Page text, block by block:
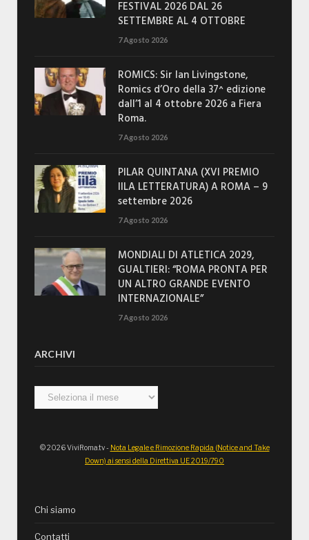
FESTIVAL 2026 DAL 26
SETTEMBRE AL 4 OTTOBRE
7 Agosto 2026
ROMICS: Sir Ian Livingstone,
Romics d’Oro della 37^ edizione
dall’1 al 4 ottobre 2026 a Fiera
Roma.
7 Agosto 2026
PILAR QUINTANA (XVI PREMIO
IILA LETTERATURA) A ROMA – 9
settembre 2026
7 Agosto 2026
MONDIALI DI ATLETICA 2029,
GUALTIERI: “ROMA PRONTA PER
UN ALTRO GRANDE EVENTO
INTERNAZIONALE”
7 Agosto 2026
ARCHIVI
Archivi
© 2026 ViviRoma.tv - Nota Legale e Rimozione Rapida (Notice and Take
Down) ai sensi della Direttiva UE 2019/790
Chi siamo
Contatti